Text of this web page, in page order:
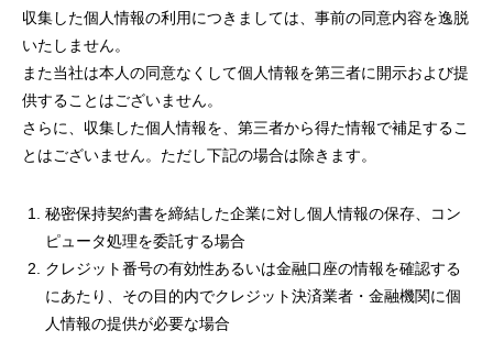
収集した個人情報の利用につきましては、事前の同意内容を逸脱
いたしません。
また当社は本人の同意なくして個人情報を第三者に開示および提
供することはございません。
さらに、収集した個人情報を、第三者から得た情報で補足するこ
とはございません。ただし下記の場合は除きます。
秘密保持契約書を締結した企業に対し個人情報の保存、コン
ピュータ処理を委託する場合
クレジット番号の有効性あるいは金融口座の情報を確認する
にあたり、その目的内でクレジット決済業者・金融機関に個
人情報の提供が必要な場合